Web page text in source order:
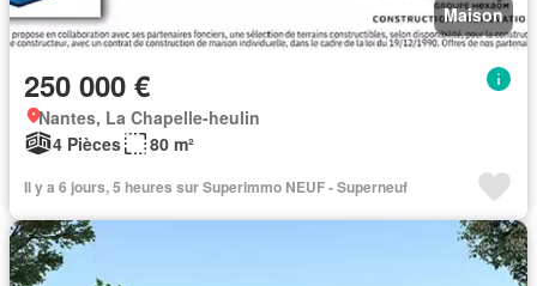
Maison
250 000 €
Nantes, La Chapelle-heulin
4 Pièces
80 m²
Il y a 6 jours, 5 heures sur Superimmo NEUF - Superneuf